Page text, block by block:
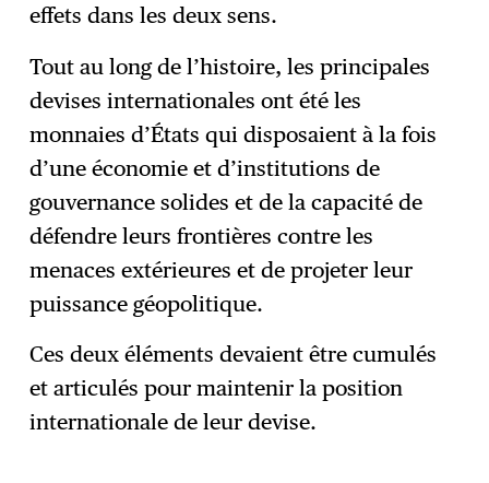
effets dans les deux sens.
Tout au long de l’histoire, les principales
devises internationales ont été les
monnaies d’États qui disposaient à la fois
d’une économie et d’institutions de
gouvernance solides et de la capacité de
défendre leurs frontières contre les
menaces extérieures et de projeter leur
puissance géopolitique.
Ces deux éléments devaient être cumulés
et articulés pour maintenir la position
internationale de leur devise.